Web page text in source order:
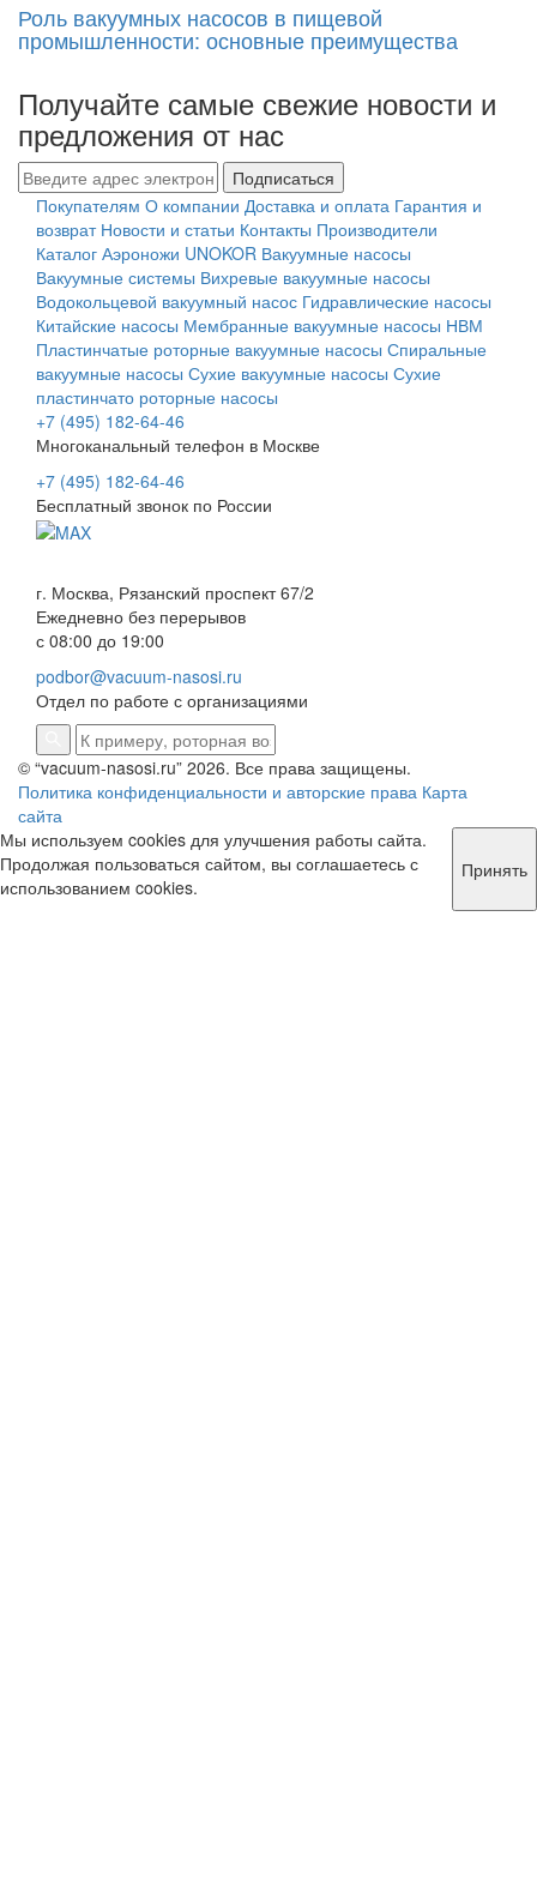
Роль вакуумных насосов в пищевой
промышленности: основные преимущества
Получайте самые свежие новости и
предложения от нас
Подписаться
Покупателям О компании Доставка и оплата Гарантия и
возврат Новости и статьи Контакты Производители
Каталог Аэроножи UNOKOR Вакуумные насосы
Вакуумные системы Вихревые вакуумные насосы
Водокольцевой вакуумный насос Гидравлические насосы
Китайские насосы Мембранные вакуумные насосы НВМ
Пластинчатые роторные вакуумные насосы Спиральные
вакуумные насосы Сухие вакуумные насосы Сухие
пластинчато роторные насосы
+7 (495) 182-64-46
Многоканальный телефон в Москве
+7 (495) 182-64-46
Бесплатный звонок по России
г. Москва, Рязанский проспект 67/2
Ежедневно без перерывов
с 08:00 до 19:00
podbor@vacuum-nasosi.ru
Отдел по работе с организациями
© “vacuum-nasosi.ru” 2026. Все права защищены.
Политика конфиденциальности и авторские права Карта
сайта
Мы используем cookies для улучшения работы сайта.
Продолжая пользоваться сайтом, вы соглашаетесь с
использованием cookies.
Принять